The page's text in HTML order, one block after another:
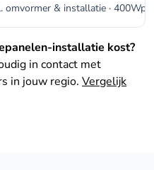
omvormer & installatie · 400Wp
installatie kost?
in contact met
in jouw regio. Vergelijk